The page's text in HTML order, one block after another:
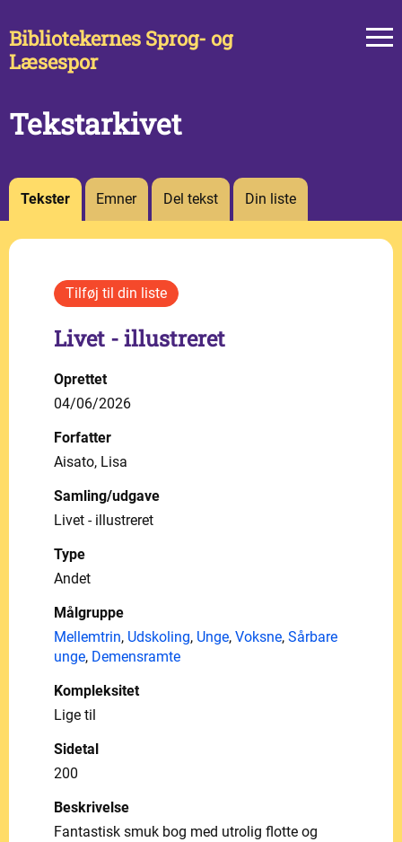
Bibliotekernes Sprog- og
Læsespor
Tekstarkivet
Tekster Emner Del tekst Din liste
Livet - illustreret
Oprettet
04/06/2026
Forfatter
Aisato, Lisa
Samling/udgave
Livet - illustreret
Type
Andet
Målgruppe
Mellemtrin, Udskoling, Unge, Voksne, Sårbare
unge, Demensramte
Kompleksitet
Lige til
Sidetal
200
Beskrivelse
Fantastisk smuk bog med utrolig flotte og